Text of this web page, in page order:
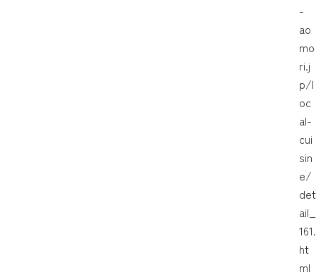
-
ao
mo
ri.j
p/l
oc
al-
cui
sin
e/
det
ail_
161.
ht
ml